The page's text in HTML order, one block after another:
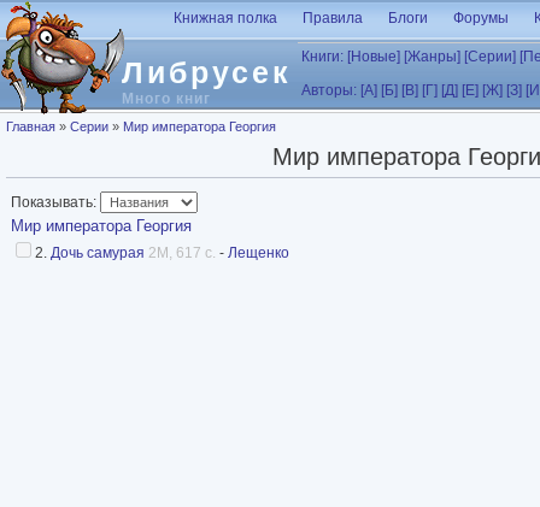
Перейти к основному содержанию
Либрусек
Много книг
Книжная полка Правила Блоги Форумы
Книги: [Новые] [Жанры] [Серии]
Авторы: [А] [Б] [В] [Г] [Д] [Е] [Ж] [З]
Вы здесь
Главная » Серии » Мир императора Георгия
Мир императора
Показывать:
Мир императора Георгия
2. Дочь самурая 2M, 617 с. - Лещенко